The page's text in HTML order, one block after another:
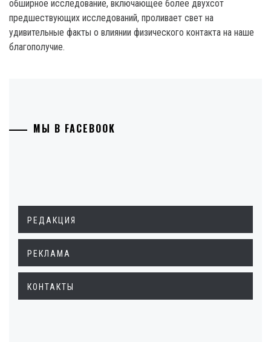
обширное исследование, включающее более двухсот
предшествующих исследований, проливает свет на
удивительные факты о влиянии физического контакта на наше
благополучие.
МЫ В FACEBOOK
РЕДАКЦИЯ
РЕКЛАМА
КОНТАКТЫ